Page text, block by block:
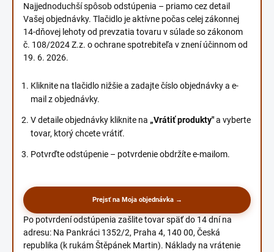
Najjednoduchší spôsob odstúpenia – priamo cez detail
Vašej objednávky. Tlačidlo je aktívne počas celej zákonnej
14-dňovej lehoty od prevzatia tovaru v súlade so zákonom
č. 108/2024 Z.z. o ochrane spotrebiteľa v znení účinnom od
19. 6. 2026.
Kliknite na tlačidlo nižšie a zadajte číslo objednávky a e-
mail z objednávky.
V detaile objednávky kliknite na „Vrátiť produkty"a vyberte
tovar, ktorý chcete vrátiť.
Potvrďte odstúpenie – potvrdenie obdržíte e-mailom.
Prejsť na Moja objednávka →
Po potvrdení odstúpenia zašlite tovar späť do 14 dní na
adresu: Na Pankráci 1352/2, Praha 4, 140 00, Česká
republika (k rukám Štěpánek Martin). Náklady na vrátenie